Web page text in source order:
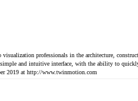
professionals in the architecture,
and intuitive interface, with the ability to
2019 at http://www.twinmotion.com